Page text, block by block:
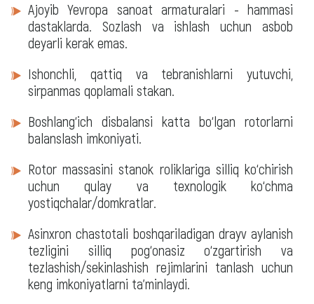
Ajoyib Yevropa sanoat armaturalari - hammasi
dastaklarda. Sozlash va ishlash uchun asbob
deyarli kerak emas.
Ishonchli, qattiq va tebranishlarni yutuvchi,
sirpanmas qoplamali stakan.
Boshlang‘ich disbalansi katta bo‘lgan rotorlarni
balanslash imkoniyati.
Rotor massasini stanok roliklariga silliq ko‘chirish
uchun qulay va texnologik ko‘chma
yostiqchalar/domkratlar.
Asinxron chastotali boshqariladigan drayv aylanish
tezligini silliq pog‘onasiz o‘zgartirish va
tezlashish/sekinlashish rejimlarini tanlash uchun
keng imkoniyatlarni ta'minlaydi.